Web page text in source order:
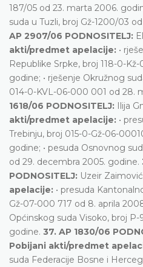
187/05 od 23. marta 2006.
suda u Tuzli, broj Gž-1200/03
AP 2907/06 PODNOSITELJ:
akti/predmet apelacije: •
Republike Srpke, broj 118-0-
godine; • rješenje Okružnog
014-0-KVL-06-000 001 od 28.
1618/06 PODNOSITELJ: Ilija
akti/predmet apelacije: •
Trebinju, broj 015-0-Gž-06-
godine; • pesuda Osnovnog
od 29. decembra 2005. godine.
PODNOSITELJ: Uzeir Zaimović
apelacije: • presuda
Gž-07-000 717 od 8. aprila
Općinskog suda Visoko, broj
godine. 37. AP 1830/06
Pobijani akti/predmet
suda Federacije Bosne i